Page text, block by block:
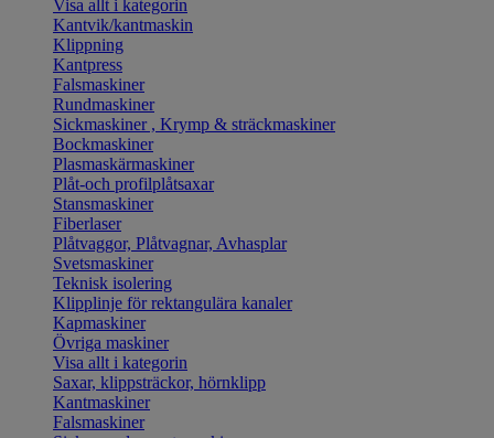
Visa allt i kategorin
Kantvik/kantmaskin
Klippning
Kantpress
Falsmaskiner
Rundmaskiner
Sickmaskiner , Krymp & sträckmaskiner
Bockmaskiner
Plasmaskärmaskiner
Plåt-och profilplåtsaxar
Stansmaskiner
Fiberlaser
Plåtvaggor, Plåtvagnar, Avhasplar
Svetsmaskiner
Teknisk isolering
Klipplinje för rektangulära kanaler
Kapmaskiner
Övriga maskiner
Visa allt i kategorin
Saxar, klippsträckor, hörnklipp
Kantmaskiner
Falsmaskiner